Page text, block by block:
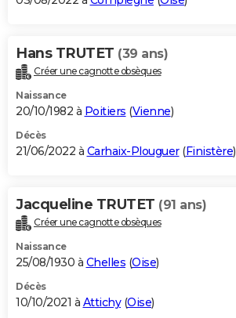
Hans TRUTET (39 ans)
Créer une cagnotte obsèques
Naissance
20/10/1982 à Poitiers (Vienne)
Décès
21/06/2022 à Carhaix-Plouguer(Finistère)
Jacqueline TRUTET (91 ans)
Créer une cagnotte obsèques
Naissance
25/08/1930 à Chelles (Oise)
Décès
10/10/2021 à Attichy(Oise)